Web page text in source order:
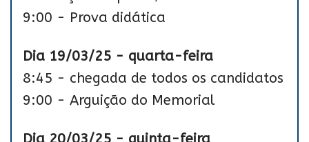
9:00 - Prova didática
Dia 19/03/25 - quarta-feira
8:45 - chegada de todos os candidatos
9:00 - Arguição do Memorial
Dia 20/03/25 - quinta-feira